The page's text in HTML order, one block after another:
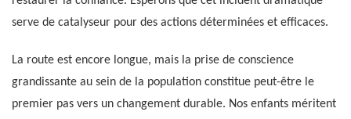
serve de catalyseur pour des actions déterminées et efficaces.
La route est encore longue, mais la prise de conscience
grandissante au sein de la population constitue peut-être le
premier pas vers un changement durable. Nos enfants méritent